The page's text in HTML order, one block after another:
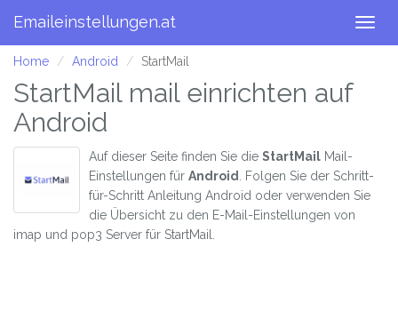
Emaileinstellungen.at
Home Android StartMail
StartMail mail einrichten auf
Android
Auf dieser Seite finden Sie die StartMail Mail-
Einstellungen für Android
. Folgen Sie der Schritt-
für-Schritt Anleitung Android oder verwenden Sie
die Übersicht zu den E-Mail-Einstellungen von
imap und pop3 Server für StartMail.